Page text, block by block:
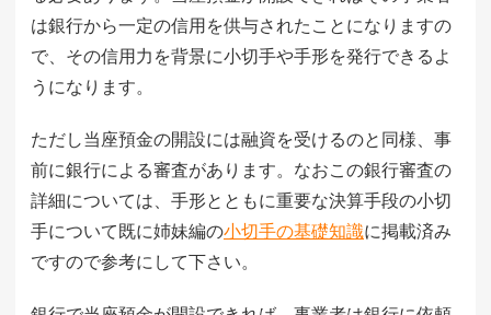
は銀行から一定の信用を供与されたことになりますの
で、その信用力を背景に小切手や手形を発行できるよ
うになります。
ただし当座預金の開設には融資を受けるのと同様、事
前に銀行による審査があります。なおこの銀行審査の
詳細については、手形とともに重要な決算手段の小切
手について既に姉妹編の小切手の基礎知識に掲載済み
ですので参考にして下さい。